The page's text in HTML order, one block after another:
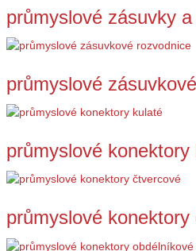
průmyslové zásuvky
průmyslové
průmyslové konektory
průmyslové konektory